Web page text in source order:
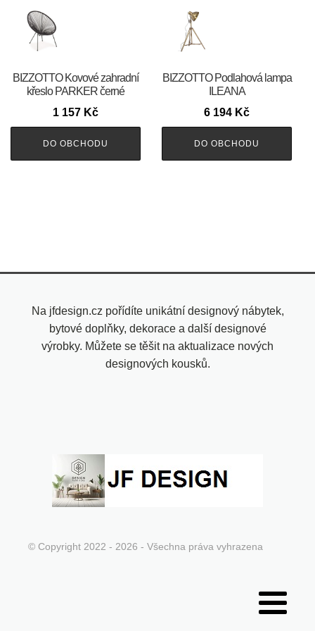
BIZZOTTO Kovové zahradní
křeslo PARKER černé
1 157 Kč
DO OBCHODU
BIZZOTTO Podlahová lampa
ILEANA
6 194 Kč
DO OBCHODU
Na jfdesign.cz pořídíte unikátní designový nábytek,
bytové doplňky, dekorace a další designové
výrobky. Můžete se těšit na aktualizace nových
designových kousků.
© Copyright 2022 - 2026 - Všechna práva vyhrazena